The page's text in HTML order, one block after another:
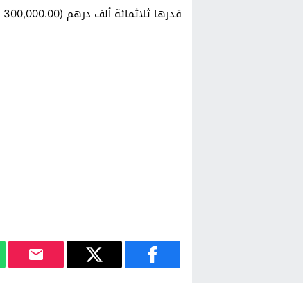
قدرها ثلاثمائة ألف درهم (300,000.00 درهم)